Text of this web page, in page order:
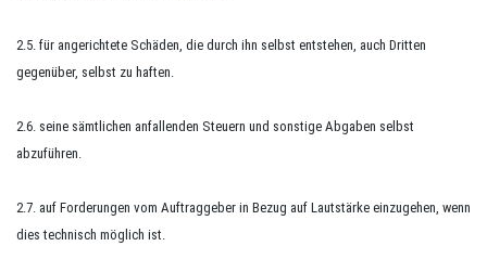
2.5. für angerichtete Schäden, die durch ihn selbst entstehen, auch Dritten
gegenüber, selbst zu haften.
2.6. seine sämtlichen anfallenden Steuern und sonstige Abgaben selbst
abzuführen.
2.7. auf Forderungen vom Auftraggeber in Bezug auf Lautstärke einzugehen, wenn
dies technisch möglich ist.